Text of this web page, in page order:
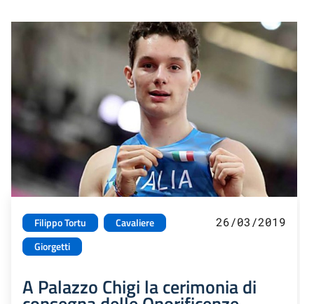
Filippo Tortu
Cavaliere
Giorgetti
26/03/2019
A Palazzo Chigi la cerimonia di